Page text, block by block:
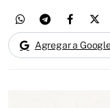
Agregar a Google